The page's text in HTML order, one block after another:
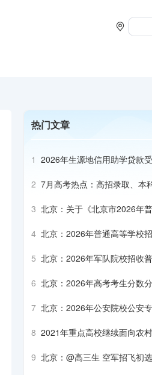
热门文章
1 2026年生源地信用助学贷款
2 7月高考热点：高招录取、本
3 北京：关于《北京市2026年
4 北京：2026年普通高等学校
5 北京：2026年军队院校招收
6 北京：2026年高考考生分数
7 北京：2026年公安院校公安
8 2021年重点高校继续面向农
9 北京：@高三生 空军招飞初